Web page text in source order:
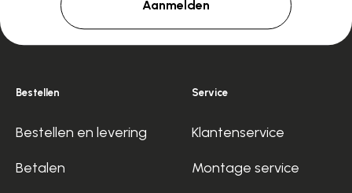
Aanmelden
Bestellen
Bestellen en levering
Betalen
Service
Klantenservice
Montage service